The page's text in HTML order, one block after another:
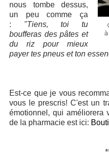
nous tombe dessus,
un peu comme ça
: "Tiens, toi tu
boufferas des pâtes et
du riz pour mieux
payer tes pneus et ton
Est-ce que je vous
vous le prescris! C'est un
émotionnel, qui améliorera
de la pharmacie est ici: